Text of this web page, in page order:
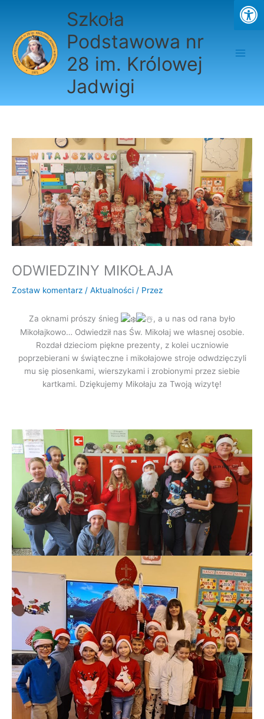
Szkoła
Podstawowa nr
28 im. Królowej
Jadwigi
ODWIEDZINY MIKOŁAJA
Zostaw komentarz / Aktualności / Przez
Za oknami prószy śnieg
, a u nas od rana było
Mikołajkowo… Odwiedził nas Św. Mikołaj we własnej osobie.
Rozdał dzieciom piękne prezenty, z kolei uczniowie
poprzebierani w świąteczne i mikołajowe stroje odwdzięczyli
mu się piosenkami, wierszykami i zrobionymi przez siebie
kartkami. Dziękujemy Mikołaju za Twoją wizytę!